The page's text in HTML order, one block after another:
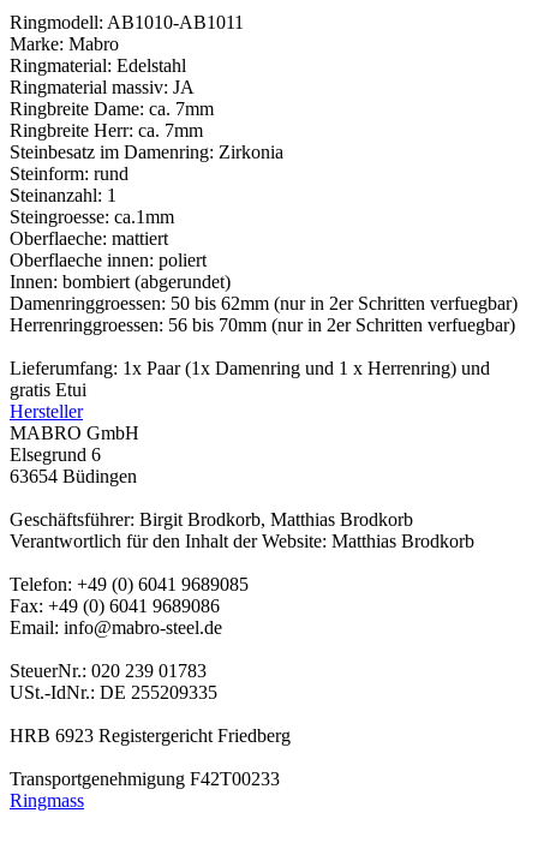
Ringmodell: AB1010-AB1011
Marke: Mabro
Ringmaterial: Edelstahl
Ringmaterial massiv: JA
Ringbreite Dame: ca. 7mm
Ringbreite Herr: ca. 7mm
Steinbesatz im Damenring: Zirkonia
Steinform: rund
Steinanzahl: 1
Steingroesse: ca.1mm
Oberflaeche: mattiert
Oberflaeche innen: poliert
Innen: bombiert (abgerundet)
Damenringgroessen: 50 bis 62mm (nur in 2er Schritten verfuegbar)
Herrenringgroessen: 56 bis 70mm (nur in 2er Schritten verfuegbar)
Lieferumfang: 1x Paar (1x Damenring und 1 x Herrenring) und
gratis Etui
Hersteller
MABRO GmbH
Elsegrund 6
63654 Büdingen
Geschäftsführer: Birgit Brodkorb, Matthias Brodkorb
Verantwortlich für den Inhalt der Website: Matthias Brodkorb
Telefon: +49 (0) 6041 9689085
Fax: +49 (0) 6041 9689086
Email: info@mabro-steel.de
SteuerNr.: 020 239 01783
USt.-IdNr.: DE 255209335
HRB 6923 Registergericht Friedberg
Transportgenehmigung F42T00233
Ringmass